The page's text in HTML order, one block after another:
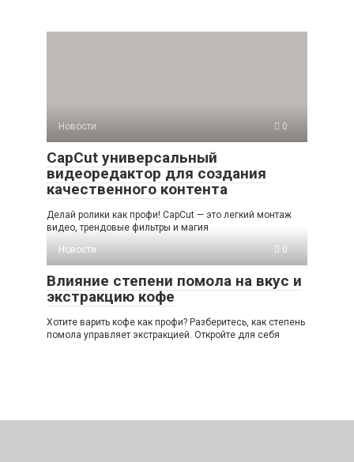
Новости 0
CapCut универсальный
видеоредактор для создания
качественного контента
Делай ролики как профи! CapCut — это легкий монтаж
видео, трендовые фильтры и магия
Новости
0
Влияние степени помола на вкус и
экстракцию кофе
Хотите варить кофе как профи? Разберитесь, как степень
помола управляет экстракцией. Откройте для себя